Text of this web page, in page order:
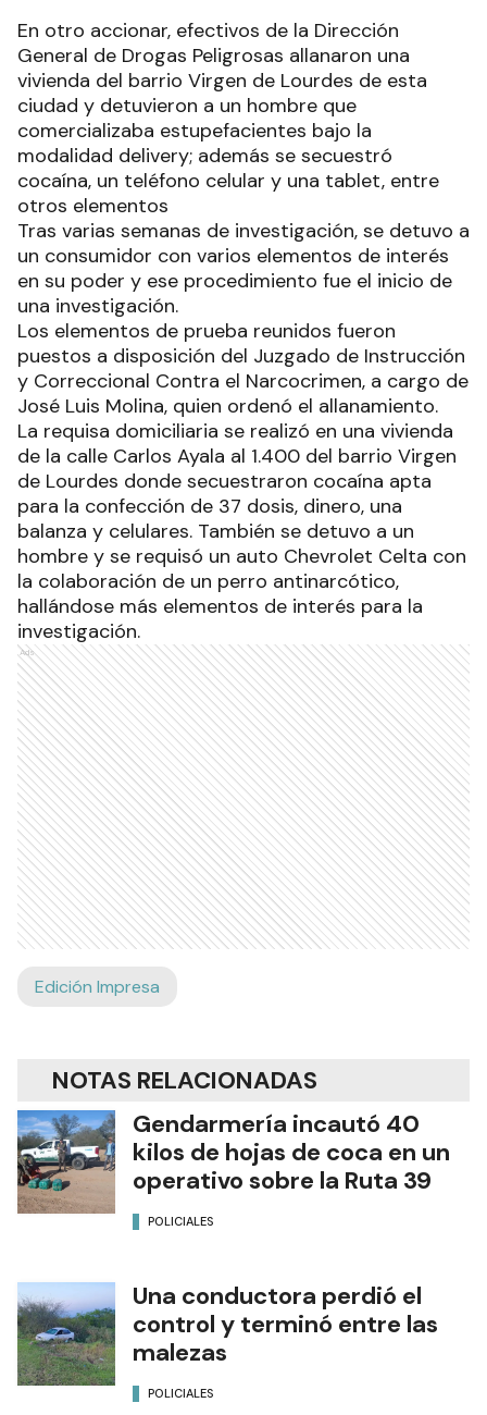
En otro accionar, efectivos de la Dirección
General de Drogas Peligrosas allanaron una
vivienda del barrio Virgen de Lourdes de esta
ciudad y detuvieron a un hombre que
comercializaba estupefacientes bajo la
modalidad delivery; además se secuestró
cocaína, un teléfono celular y una tablet, entre
otros elementos
Tras varias semanas de investigación, se detuvo a
un consumidor con varios elementos de interés
en su poder y ese procedimiento fue el inicio de
una investigación.
Los elementos de prueba reunidos fueron
puestos a disposición del Juzgado de Instrucción
y Correccional Contra el Narcocrimen, a cargo de
José Luis Molina, quien ordenó el allanamiento.
La requisa domiciliaria se realizó en una vivienda
de la calle Carlos Ayala al 1.400 del barrio Virgen
de Lourdes donde secuestraron cocaína apta
para la confección de 37 dosis, dinero, una
balanza y celulares. También se detuvo a un
hombre y se requisó un auto Chevrolet Celta con
la colaboración de un perro antinarcótico,
hallándose más elementos de interés para la
investigación.
Ads
Edición Impresa
NOTAS RELACIONADAS
Gendarmería incautó 40
kilos de hojas de coca en un
operativo sobre la Ruta 39
POLICIALES
Una conductora perdió el
control y terminó entre las
malezas
POLICIALES